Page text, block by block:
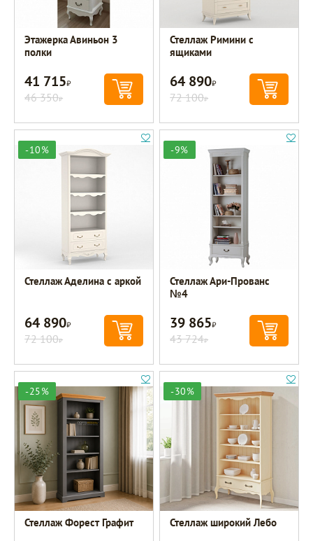
Этажерка Авиньон 3
полки
41 715Р
46 350Р
Стеллаж Римини с
ящиками
64 890Р
72 100Р
-10%
Стеллаж Аделина с аркой
64 890Р
72 100Р
-9%
Стеллаж Ари-Прованс
№4
39 865Р
43 724Р
-25%
Стеллаж Форест Графит
-30%
Стеллаж широкий Лебо